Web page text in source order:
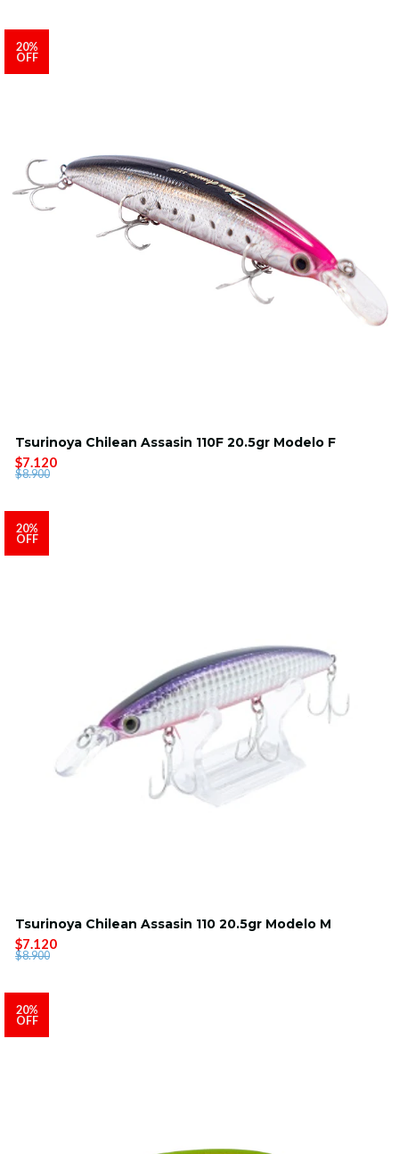
20%
OFF
Tsurinoya Chilean Assasin 110F 20.5gr Modelo F
$7.120
$8.900
20%
OFF
Tsurinoya Chilean Assasin 110 20.5gr Modelo M
$7.120
$8.900
20%
OFF